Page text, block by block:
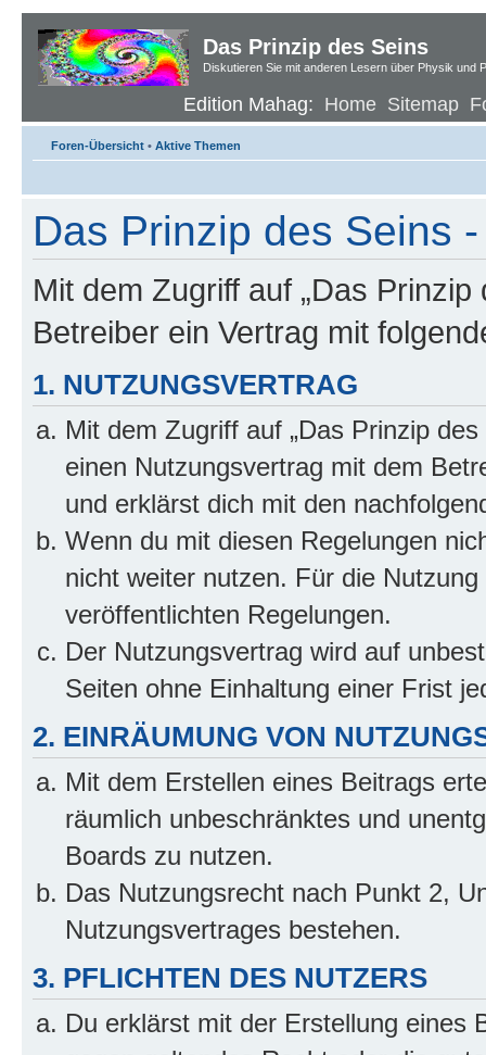
Das Prinzip des Seins
Diskutieren Sie mit anderen Lesern über Physik und
Edition Mahag: Home Sitemap
Foren-Übersicht • Aktive Themen
Das Prinzip des Seins
Mit dem Zugriff auf „Das
Betreiber ein Vertrag mit
1. NUTZUNGSVERTRAG
Mit dem Zugriff auf „Das Prinzip
einen Nutzungsvertrag mit dem
und erklärst dich mit den
Wenn du mit diesen Regelungen
nicht weiter nutzen. Für die
veröffentlichten Regelungen.
Der Nutzungsvertrag wird auf
Seiten ohne Einhaltung einer Frist
2. EINRÄUMUNG VON
Mit dem Erstellen eines Beitrags
räumlich unbeschränktes und
Boards zu nutzen.
Das Nutzungsrecht nach Punkt 2,
Nutzungsvertrages bestehen.
3. PFLICHTEN DES NUTZERS
Du erklärst mit der Erstellung eines